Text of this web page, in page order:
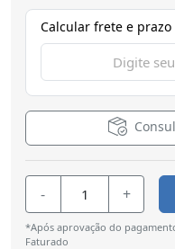
Calcular frete e
- +
*Após aprovação do
Faturado